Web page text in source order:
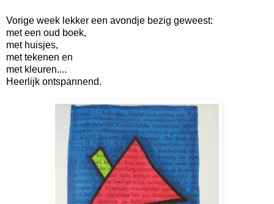
Vorige week lekker een avondje bezig geweest:
met een oud boek,
met huisjes,
met tekenen en
met kleuren....
Heerlijk ontspannend.